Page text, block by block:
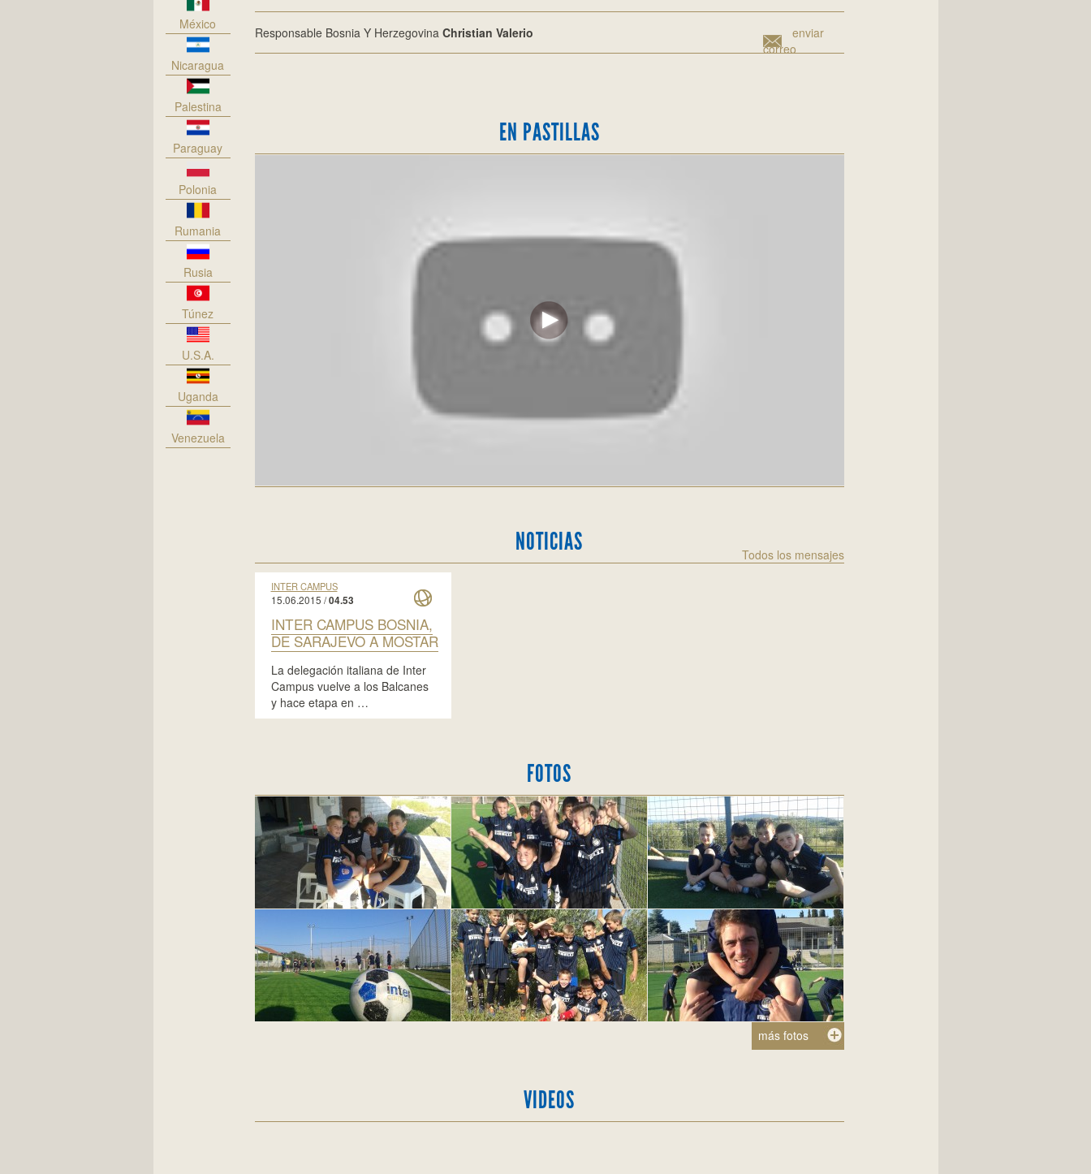
México
Nicaragua
Palestina
Paraguay
Polonia
Rumania
Rusia
Túnez
U.S.A.
Uganda
Venezuela
Responsable Bosnia Y Herzegovina Christian Valerio
enviar
correo
EN PASTILLAS
NOTICIAS Todos los mensajes
INTER CAMPUS
15.06.2015 /04.53
INTER CAMPUS BOSNIA,
DE SARAJEVO A MOSTAR
La delegación italiana de Inter
Campus vuelve a los Balcanes
y hace etapa en …
FOTOS
más fotos
VIDEOS